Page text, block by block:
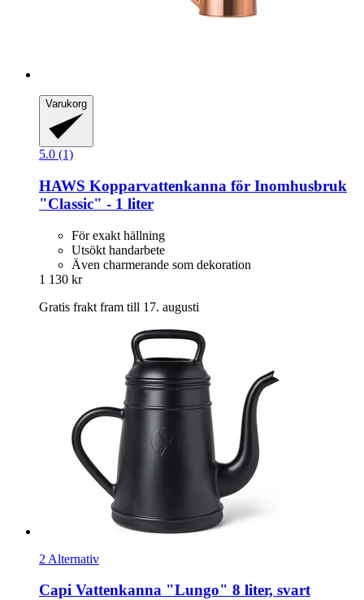
Varukorg
5.0 (1)
HAWS Kopparvattenkanna för Inomhusbruk
"Classic" -​ 1 liter
För exakt hällning
Utsökt handarbete
Även charmerande som dekoration
1 130 kr
Gratis frakt fram till 17. augusti
2 Alternativ
Capi Vattenkanna "Lungo" 8 liter, svart